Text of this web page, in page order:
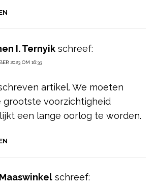
I. Ternyik schreef:
2023 OM 16:33
artikel. We moeten
grootste voorzichtigheid
een lange oorlog te worden.
schreef: